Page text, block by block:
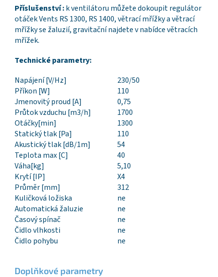
Příslušenství :k ventilátoru můžete dokoupit regulátor
otáček Vents RS 1300, RS 1400, větrací mřížky a větrací
mřížky se žaluzií, gravitační najdete v nabídce větracích
mřížek.
Technické parametry:
Napájení [V/Hz]
230/50
Příkon [W]
110
Jmenovitý proud [A]
0,75
Průtok vzduchu [m3/h]
1700
Otáčky[min]
1300
Statický tlak [Pa]
110
Akustický tlak [dB/1m]
54
Teplota max [C]
40
Váha[kg]
5,10
Krytí [IP]
X4
Průměr [mm]
312
Kuličková ložiska
ne
Automatická žaluzie
ne
Časový spínač
ne
Čidlo vlhkosti
ne
Čidlo pohybu
ne
Doplňkové parametry